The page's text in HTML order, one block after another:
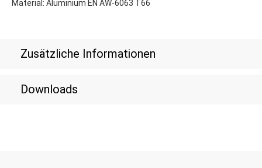
Zusätzliche Informationen
Downloads
Material: Aluminium EN AW-6063 T66